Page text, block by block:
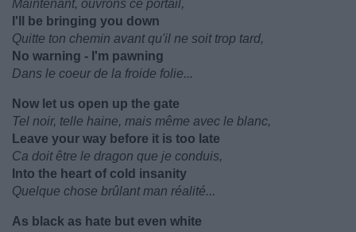
Maintenant, ouvrons ce portail,
I'll be bringing you down
Quitte ton chemin avant qu'il ne soit trop tard,
No warning - I'm pawning
Dans le coeur de la froide folie...
Now let us open up the gate
Tel noir, telle haine, mais même avec le blanc,
Leave your way before it is too late
Ca doit être le dragon que je conduis,
Into the heart of cold insanity
Quelque chose brûlant man réalité...
As black as hate but even white